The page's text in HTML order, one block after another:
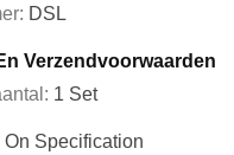
DSL
Verzendvoorwaarden
1 Set
On Specification